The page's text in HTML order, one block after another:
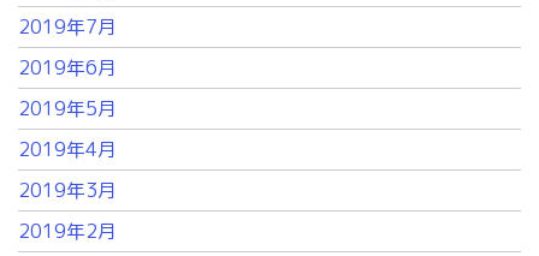
2019年7月
2019年6月
2019年5月
2019年4月
2019年3月
2019年2月